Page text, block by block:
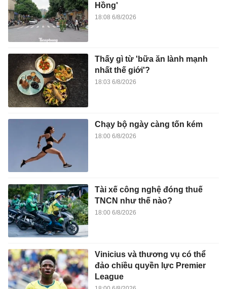
Hồng'
18:08 6/8/2026
Thấy gì từ 'bữa ăn lành mạnh
nhất thế giới'?
18:03 6/8/2026
Chạy bộ ngày càng tốn kém
18:00 6/8/2026
Tài xế công nghệ đóng thuế
TNCN như thế nào?
18:00 6/8/2026
Vinicius và thương vụ có thể
đảo chiều quyền lực Premier
League